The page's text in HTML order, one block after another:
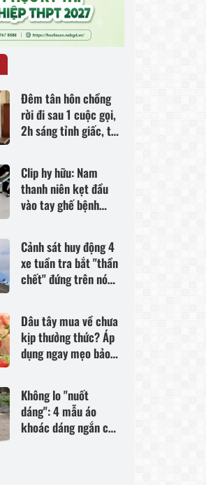
Đêm tân hôn chồng
rời đi sau 1 cuộc gọi,
2h sáng tỉnh giấc, tôi
Clip hy hữu: Nam
thanh niên kẹt đầu
vào tay ghế bệnh
cũng rơi vào tình
cảnh tương tự
Cảnh sát huy động 4
xe tuần tra bắt "thần
chết" đứng trên nóc
Dâu tây mua về chưa
kịp thưởng thức? Áp
dụng ngay mẹo bảo
này, dâu để cả tháng
vẫn tươi ngon
Không lo "nuốt
dáng": 4 mẫu áo
khoác dáng ngắn cho